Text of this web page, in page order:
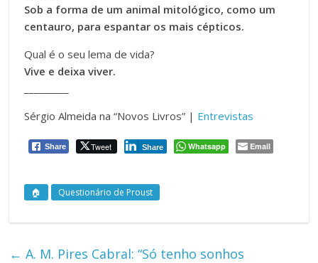
Sob a forma de um animal mitológico, como um
centauro, para espantar os mais cépticos.
Qual é o seu lema de vida?
Vive e deixa viver.
Sérgio Almeida na “Novos Livros” | Entrevistas
Share Tweet Share Whatsapp Email
🏠 Questionário de Proust
← A. M. Pires Cabral: “Só tenho sonhos